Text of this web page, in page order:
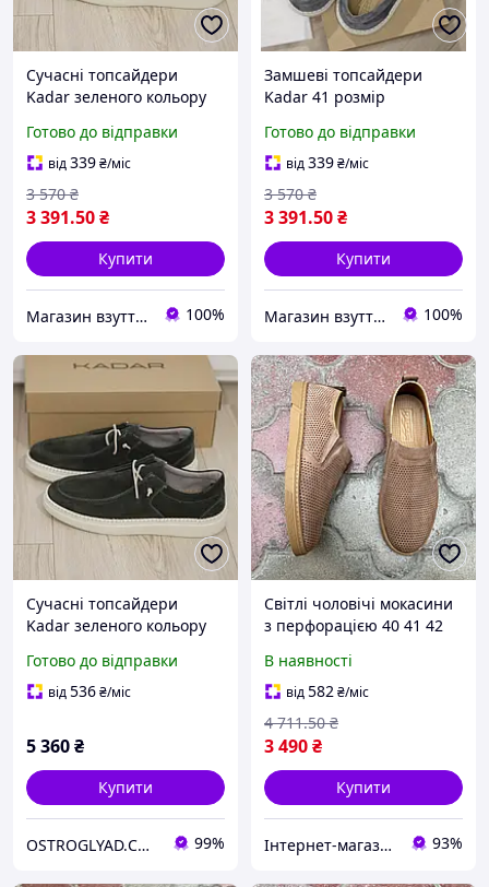
Сучасні топсайдери
Kadar зеленого кольору
Готово до відправки
від339₴/міс
3 391.50₴
3 570 ₴
Купити
Магазин взуття Brogue.com.ua 100%
Замшеві топсайдери
Kadar 41 розмір
Готово до відправки
від339₴/міс
3 391.50₴
3 570 ₴
Купити
Магазин взуття Brogue.com.ua 100%
Сучасні топсайдери
Kadar зеленого кольору
Готово до відправки
від536₴/міс
5 360₴
Купити
ОSTROGLYAD.СOM.UA 99%
Світлі чоловічі мокасини
з перфорацією 40 41 42
В наявності
від582₴/міс
3 490₴
4 711.50 ₴
Купити
Інтернет-магазин "Perfectstore" 93%